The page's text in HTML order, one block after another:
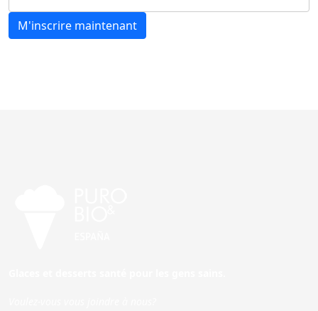
M'inscrire maintenant